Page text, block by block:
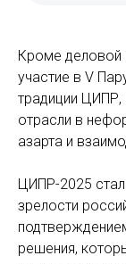
Кроме деловой
участие в V
традиции ЦИПР,
отрасли в
азарта и
ЦИПР-2025
зрелости
решения,